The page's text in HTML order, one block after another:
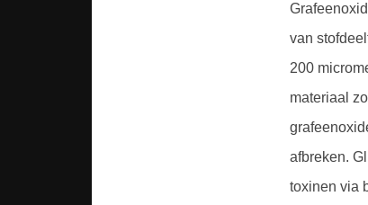
van
200
materiaal
afbreken.
toxinen via